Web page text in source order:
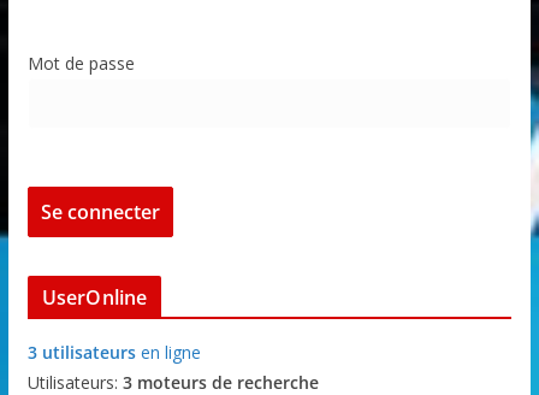
Mot de passe
UserOnline
3 utilisateursen ligne
Utilisateurs: 3 moteurs de recherche